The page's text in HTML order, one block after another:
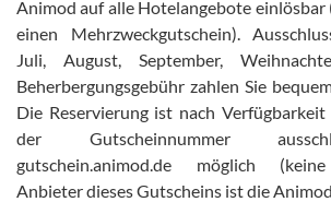
Animod auf alle Hotelangebote einlösbar
einen Mehrzweckgutschein)
Juli, August, September,
Beherbergungsgebühr zahlen Sie
Die Reservierung ist nach
der Gutscheinnummer
gutschein.animod.de möglich
Anbieter dieses Gutscheins ist die